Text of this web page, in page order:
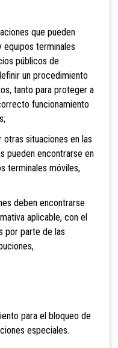
que pueden
terminales
públicos de
un procedimiento
tanto para proteger a
funcionamiento
situaciones en las
pueden encontrarse en
terminales móviles,
deben encontrarse
aplicable, con el
por parte de las
para el bloqueo de
especiales.